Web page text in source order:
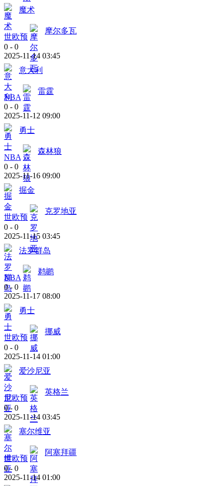
魔术
世欧预
摩尔多瓦
0 - 0
2025-11-14 03:45
意大利
NBA
雷霆
0 - 0
2025-11-12 09:00
勇士
NBA
森林狼
0 - 0
2025-11-16 09:00
掘金
世欧预
克罗地亚
0 - 0
2025-11-15 03:45
法罗群岛
NBA
鹈鹕
0 - 0
2025-11-17 08:00
勇士
世欧预
挪威
0 - 0
2025-11-14 01:00
爱沙尼亚
世欧预
英格兰
0 - 0
2025-11-14 03:45
塞尔维亚
世欧预
阿塞拜疆
0 - 0
2025-11-14 01:00